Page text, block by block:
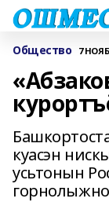
Общество 7
куасэн
усьтонын